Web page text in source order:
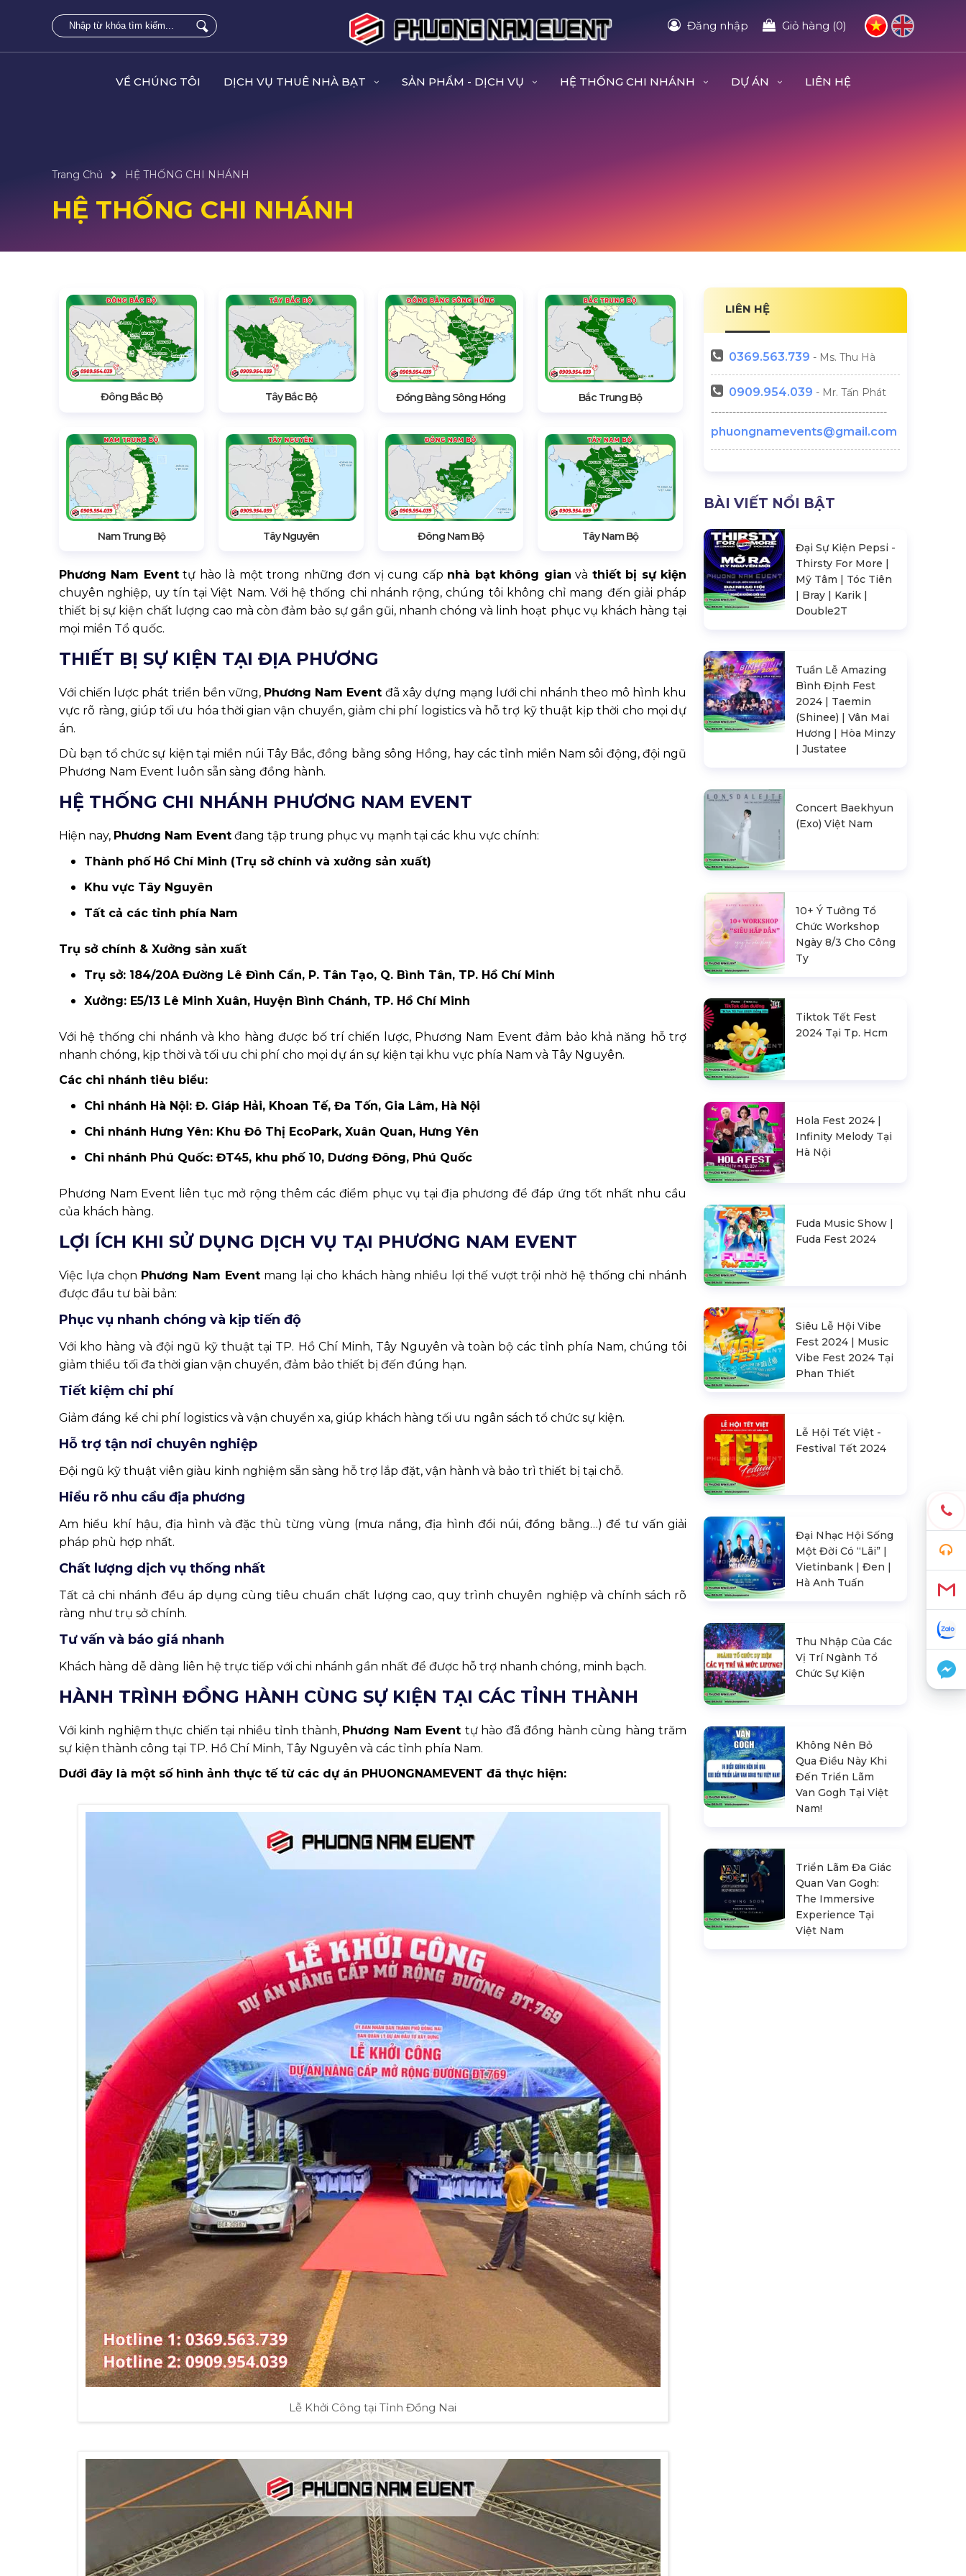
Đăng nhập Giỏ hàng (0)
VỀ CHÚNG TÔI DỊCH VỤ THUÊ NHÀ BẠT SẢN PHẨM - DỊCH VỤ HỆ THỐNG CHI NHÁNH DỰ ÁN LIÊN HỆ
Trang Chủ HỆ THỐNG CHI NHÁNH
HỆ THỐNG CHI NHÁNH
Đông Bắc Bộ Tây Bắc Bộ Đồng Bằng Sông Hồng Bắc Trung Bộ
Nam Trung Bộ Tây Nguyên Đông Nam Bộ Tây Nam Bộ
Phương Nam Eventtự hào là một trong những đơn vị cung cấp nhà bạt không gian và thiết bị sự kiện
chuyên nghiệp, uy tín tại Việt Nam. Với hệ thống chi nhánh rộng, chúng tôi không chỉ mang đến giải pháp
thiết bị sự kiện chất lượng cao mà còn đảm bảo sự gần gũi, nhanh chóng và linh hoạt phục vụ khách hàng tại
mọi miền Tổ quốc.
THIẾT BỊ SỰ KIỆN TẠI ĐỊA PHƯƠNG
Với chiến lược phát triển bền vững, Phương Nam Event đã xây dựng mạng lưới chi nhánh theo mô hình khu
vực rõ ràng, giúp tối ưu hóa thời gian vận chuyển, giảm chi phí logistics và hỗ trợ kỹ thuật kịp thời cho mọi dự
án.
Dù bạn tổ chức sự kiện tại miền núi Tây Bắc, đồng bằng sông Hồng, hay các tỉnh miền Nam sôi động, đội ngũ
Phương Nam Event luôn sẵn sàng đồng hành.
HỆ THỐNG CHI NHÁNH PHƯƠNG NAM EVENT
Hiện nay, Phương Nam Event đang tập trung phục vụ mạnh tại các khu vực chính:
Thành phố Hồ Chí Minh (Trụ sở chính và xưởng sản xuất)
Khu vực Tây Nguyên
Tất cả các tỉnh phía Nam
Trụ sở chính & Xưởng sản xuất
Trụ sở: 184/20A Đường Lê Đình Cẩn, P. Tân Tạo, Q. Bình Tân, TP. Hồ Chí Minh
Xưởng: E5/13 Lê Minh Xuân, Huyện Bình Chánh, TP. Hồ Chí Minh
Với hệ thống chi nhánh và kho hàng được bố trí chiến lược, Phương Nam Event đảm bảo khả năng hỗ trợ
nhanh chóng, kịp thời và tối ưu chi phí cho mọi dự án sự kiện tại khu vực phía Nam và Tây Nguyên.
Các chi nhánh tiêu biểu:
Chi nhánh Hà Nội: Đ. Giáp Hải, Khoan Tế, Đa Tốn, Gia Lâm, Hà Nội
Chi nhánh Hưng Yên: Khu Đô Thị EcoPark, Xuân Quan, Hưng Yên
Chi nhánh Phú Quốc: ĐT45, khu phố 10, Dương Đông, Phú Quốc
Phương Nam Event liên tục mở rộng thêm các điểm phục vụ tại địa phương để đáp ứng tốt nhất nhu cầu
của khách hàng.
LỢI ÍCH KHI SỬ DỤNG DỊCH VỤ TẠI PHƯƠNG NAM EVENT
Việc lựa chọn Phương Nam Eventmang lại cho khách hàng nhiều lợi thế vượt trội nhờ hệ thống chi nhánh
được đầu tư bài bản:
Phục vụ nhanh chóng và kịp tiến độ
Với kho hàng và đội ngũ kỹ thuật tại TP. Hồ Chí Minh, Tây Nguyên và toàn bộ các tỉnh phía Nam, chúng tôi
giảm thiểu tối đa thời gian vận chuyển, đảm bảo thiết bị đến đúng hạn.
Tiết kiệm chi phí
Giảm đáng kể chi phí logistics và vận chuyển xa, giúp khách hàng tối ưu ngân sách tổ chức sự kiện.
Hỗ trợ tận nơi chuyên nghiệp
Đội ngũ kỹ thuật viên giàu kinh nghiệm sẵn sàng hỗ trợ lắp đặt, vận hành và bảo trì thiết bị tại chỗ.
Hiểu rõ nhu cầu địa phương
Am hiểu khí hậu, địa hình và đặc thù từng vùng (mưa nắng, địa hình đồi núi, đồng bằng…) để tư vấn giải
pháp phù hợp nhất.
Chất lượng dịch vụ thống nhất
Tất cả chi nhánh đều áp dụng cùng tiêu chuẩn chất lượng cao, quy trình chuyên nghiệp và chính sách rõ
ràng như trụ sở chính.
Tư vấn và báo giá nhanh
Khách hàng dễ dàng liên hệ trực tiếp với chi nhánh gần nhất để được hỗ trợ nhanh chóng, minh bạch.
HÀNH TRÌNH ĐỒNG HÀNH CÙNG SỰ KIỆN TẠI CÁC TỈNH THÀNH
Với kinh nghiệm thực chiến tại nhiều tỉnh thành, Phương Nam Event tự hào đã đồng hành cùng hàng trăm
sự kiện thành công tại TP. Hồ Chí Minh, Tây Nguyên và các tỉnh phía Nam.
Dưới đây là một số hình ảnh thực tế từ các dự án PHUONGNAMEVENT đã thực hiện:
Lễ Khởi Công tại Tỉnh Đồng Nai
LIÊN HỆ
0369.563.739 - Ms. Thu Hà
0909.954.039 - Mr. Tấn Phát
-------------------------------------------------
phuongnamevents@gmail.com
BÀI VIẾT NỔI BẬT
Đại Sự Kiện Pepsi -
Thirsty For More |
Mỹ Tâm | Tóc Tiên
| Bray | Karik |
Double2T
Tuần Lễ Amazing
Bình Định Fest
2024 | Taemin
(Shinee) | Vân Mai
Hương | Hòa Minzy
| Justatee
Concert Baekhyun
(Exo) Việt Nam
10+ Ý Tưởng Tổ
Chức Workshop
Ngày 8/3 Cho Công
Ty
Tiktok Tết Fest
2024 Tại Tp. Hcm
Hola Fest 2024 |
Infinity Melody Tại
Hà Nội
Fuda Music Show |
Fuda Fest 2024
Siêu Lễ Hội Vibe
Fest 2024 | Music
Vibe Fest 2024 Tại
Phan Thiết
Lễ Hội Tết Việt -
Festival Tết 2024
Đại Nhạc Hội Sống
Một Đời Có “Lãi” |
Vietinbank | Đen |
Hà Anh Tuấn
Thu Nhập Của Các
Vị Trí Ngành Tổ
Chức Sự Kiện
Không Nên Bỏ
Qua Điều Này Khi
Đến Triển Lãm
Van Gogh Tại Việt
Nam!
Triển Lãm Đa Giác
Quan Van Gogh:
The Immersive
Experience Tại
Việt Nam